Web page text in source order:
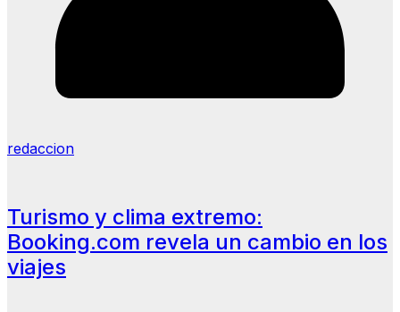
redaccion
Turismo y clima extremo:
Booking.com revela un cambio en los
viajes